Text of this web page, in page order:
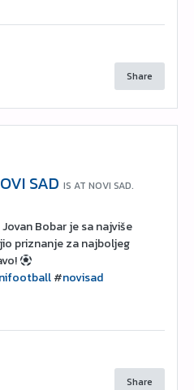
Share
SADIS AT NOVI SAD.
Jovan Bobar je sa najviše
priznanje za najboljeg
#novisad
Share